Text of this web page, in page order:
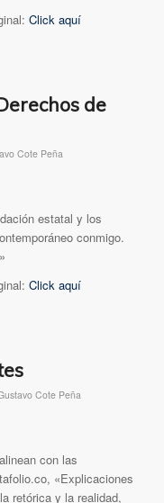
Click aquí
de
Cote Peña
estatal y los
conmigo.
Click aquí
Cote Peña
con las
«Explicaciones
retórica y la realidad,